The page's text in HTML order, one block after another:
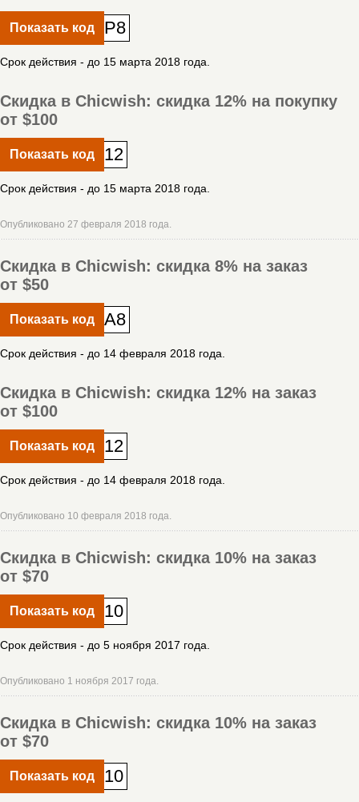
Показать код P8
Срок действия - до 15 марта 2018 года.
Скидка в Chicwish: скидка 12% на покупку
от $100
Показать код 12
Срок действия - до 15 марта 2018 года.
Опубликовано 27 февраля 2018 года.
Скидка в Chicwish: скидка 8% на заказ
от $50
Показать код A8
Срок действия - до 14 февраля 2018 года.
Скидка в Chicwish: скидка 12% на заказ
от $100
Показать код 12
Срок действия - до 14 февраля 2018 года.
Опубликовано 10 февраля 2018 года.
Скидка в Chicwish: скидка 10% на заказ
от $70
Показать код 10
Срок действия - до 5 ноября 2017 года.
Опубликовано 1 ноября 2017 года.
Скидка в Chicwish: скидка 10% на заказ
от $70
Показать код 10